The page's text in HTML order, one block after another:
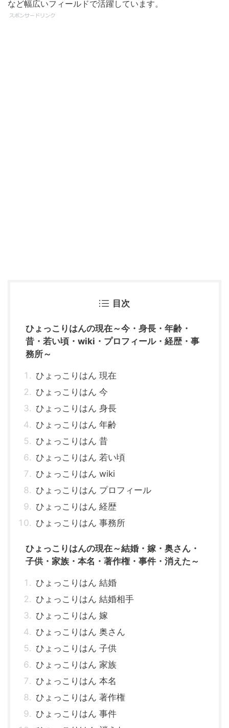
など幅広いフィールドで活躍しています。
目次
ひょっこりはんの現在～今・身長・年齢・
昔・若い頃・wiki・プロフィール・経歴・事
務所～
ひょっこりはん 現在
ひょっこりはん 今
ひょっこりはん 身長
ひょっこりはん 年齢
ひょっこりはん 昔
ひょっこりはん 若い頃
ひょっこりはん wiki
ひょっこりはん プロフィール
ひょっこりはん 経歴
ひょっこりはん 事務所
ひょっこりはんの現在～結婚・嫁・奥さん・
子供・家族・本名・著作権・事件・消えた～
ひょっこりはん 結婚
ひょっこりはん 結婚相手
ひょっこりはん 嫁
ひょっこりはん 奥さん
ひょっこりはん 子供
ひょっこりはん 家族
ひょっこりはん 本名
ひょっこりはん 著作権
ひょっこりはん 事件